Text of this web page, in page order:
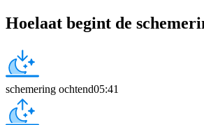
Hoelaat begint de
schemering ochtend05:41